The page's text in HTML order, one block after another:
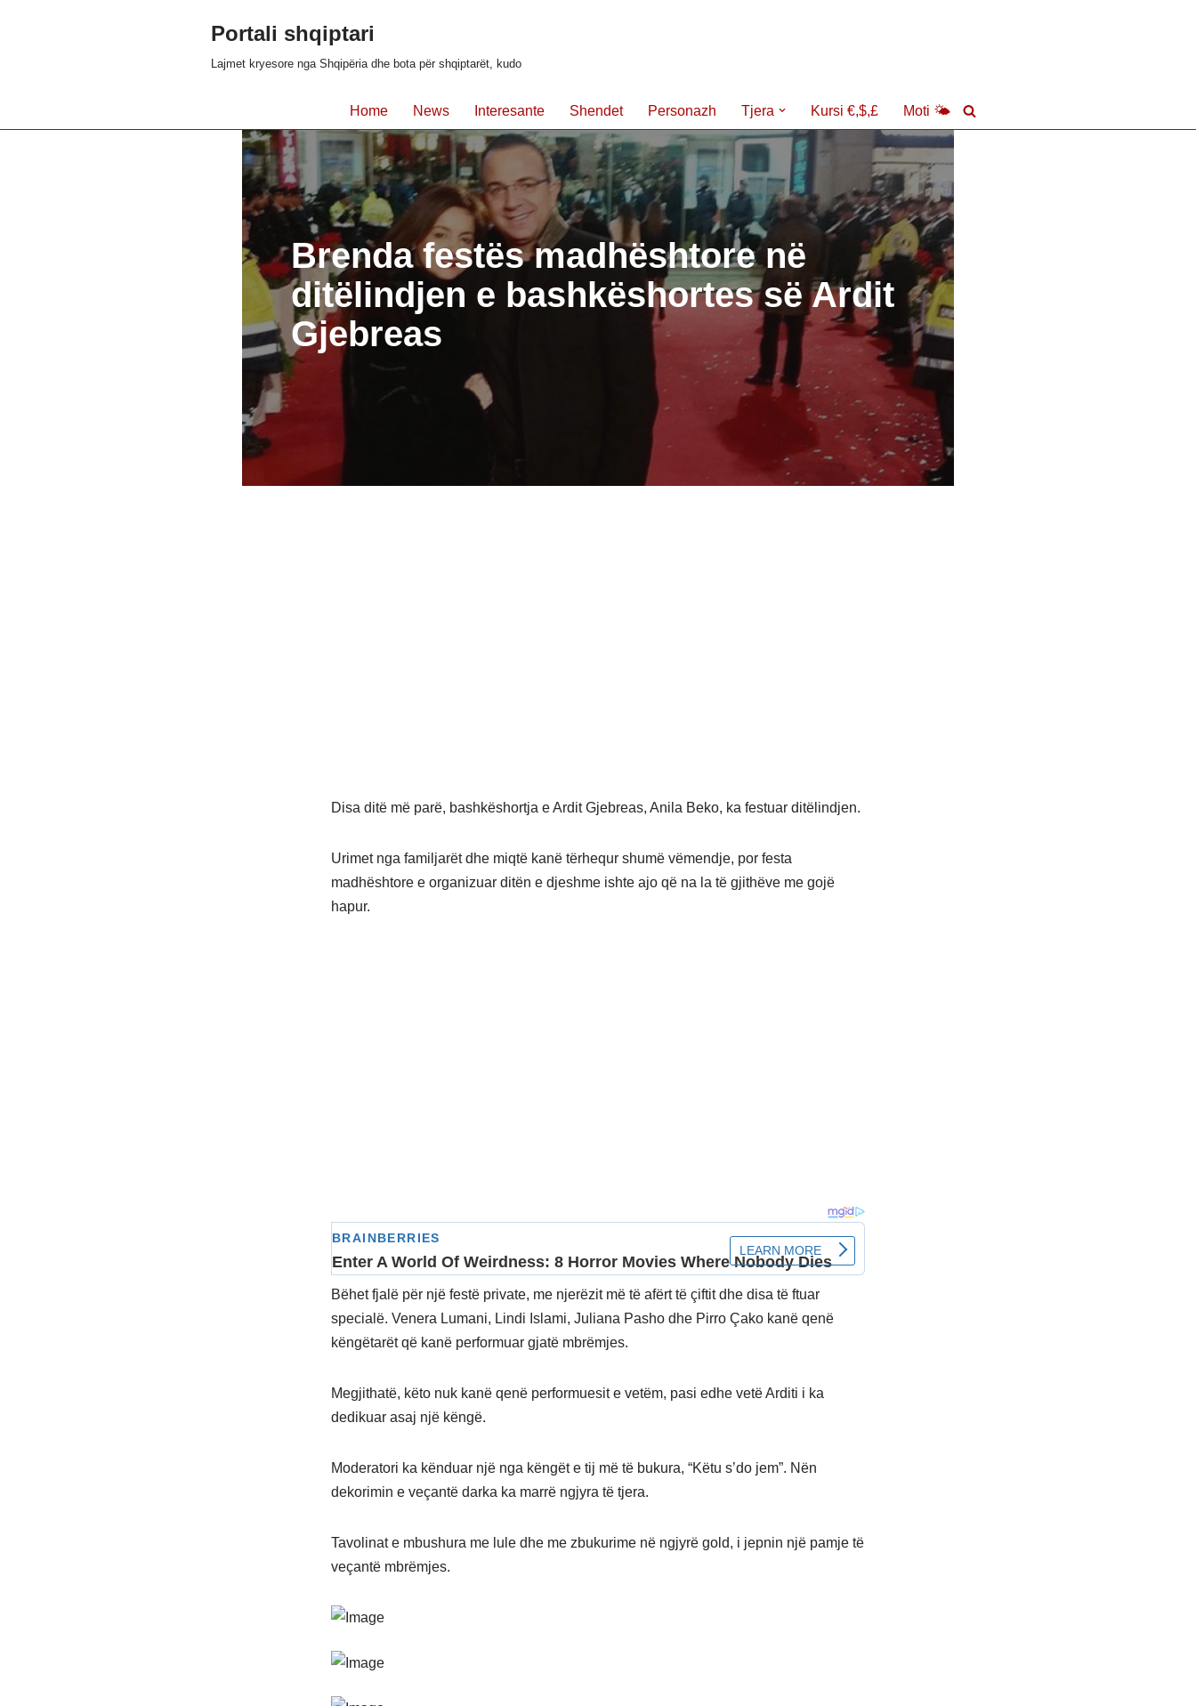
Portali shqiptari
Lajmet kryesore nga Shqipëria dhe bota për shqiptarët, kudo
Home News Interesante Shendet Personazh Tjera Kursi €,$,£ Moti 🌤
Brenda festës madhështore në
ditëlindjen e bashkëshortes së Ardit
Gjebreas
Disa ditë më parë, bashkëshortja e Ardit Gjebreas, Anila Beko, ka festuar ditëlindjen.
Urimet nga familjarët dhe miqtë kanë tërhequr shumë vëmendje, por festa
madhështore e organizuar ditën e djeshme ishte ajo që na la të gjithëve me gojë
hapur.
Bëhet fjalë për një festë private, me njerëzit më të afërt të çiftit dhe disa të ftuar
specialë. Venera Lumani, Lindi Islami, Juliana Pasho dhe Pirro Çako kanë qenë
këngëtarët që kanë performuar gjatë mbrëmjes.
Megjithatë, këto nuk kanë qenë performuesit e vetëm, pasi edhe vetë Arditi i ka
dedikuar asaj një këngë.
Moderatori ka kënduar një nga këngët e tij më të bukura, “Këtu s’do jem”. Nën
dekorimin e veçantë darka ka marrë ngjyra të tjera.
Tavolinat e mbushura me lule dhe me zbukurime në ngjyrë gold, i jepnin një pamje të
veçantë mbrëmjes.